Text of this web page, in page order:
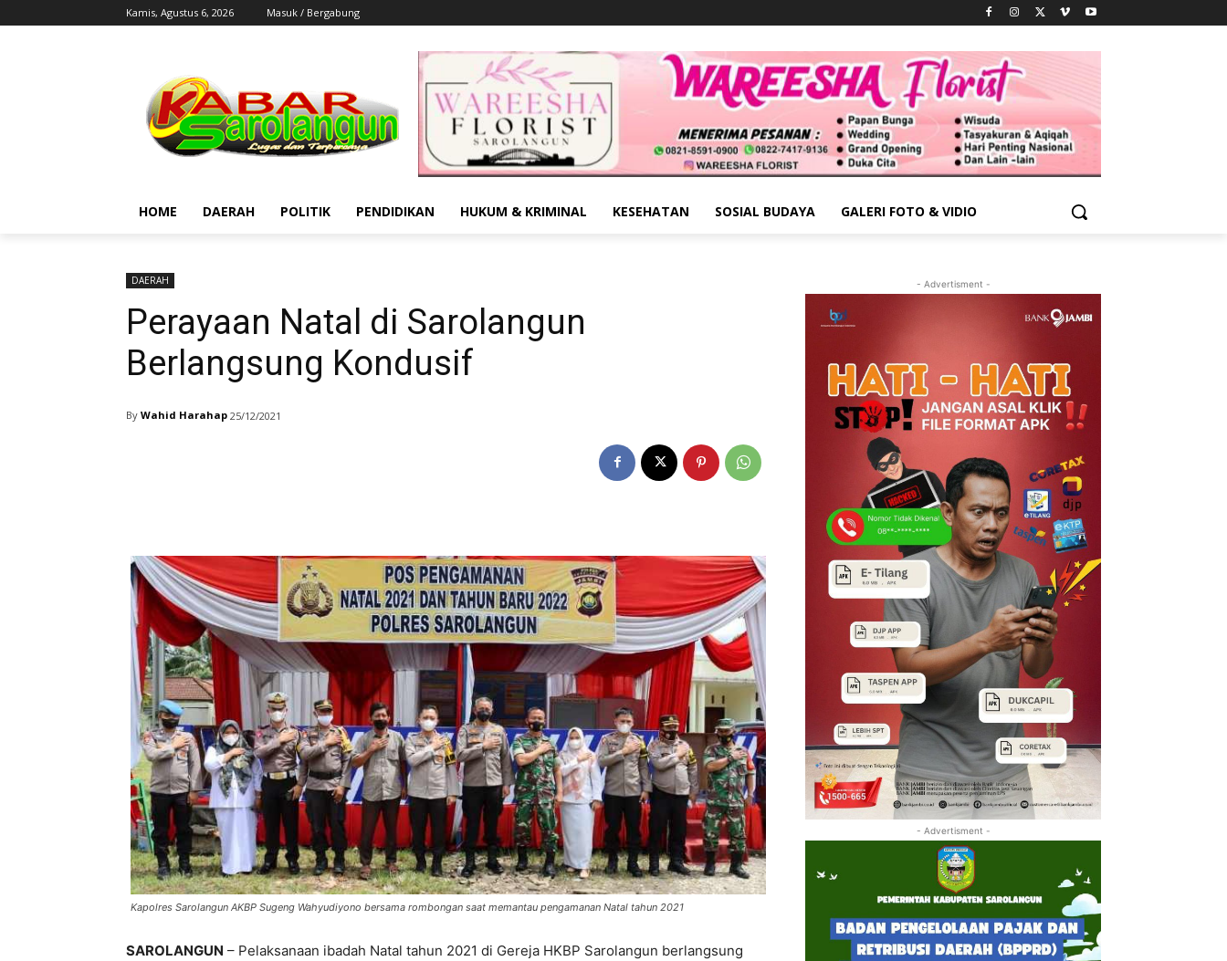
Kamis, Agustus 6, 2026 Masuk / Bergabung
HOME DAERAH POLITIK PENDIDIKAN HUKUM & KRIMINAL KESEHATAN SOSIAL BUDAYA GALERI FOTO & VIDIO
DAERAH
Perayaan Natal di Sarolangun
Berlangsung Kondusif
By Wahid Harahap 25/12/2021
Kapolres Sarolangun AKBP Sugeng Wahyudiyono bersama rombongan saat memantau pengamanan Natal tahun 2021
SAROLANGUN – Pelaksanaan ibadah Natal tahun 2021 di Gereja HKBP Sarolangun berlangsung
- Advertisment -
- Advertisment -